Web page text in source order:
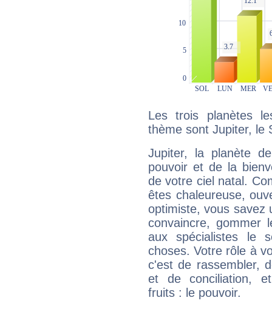
Les trois planètes
thème sont Jupiter, le
Jupiter, la planète
pouvoir et de la
de votre ciel natal.
êtes chaleureuse,
optimiste, vous savez
convaincre, gommer
aux spécialistes le
choses. Votre rôle à
c'est de rassembler,
et de conciliation,
fruits : le pouvoir.